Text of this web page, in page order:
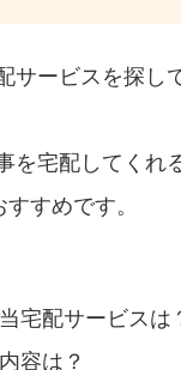
サービスを探し
を宅配してくれ
すめです。
宅配サービスは
容は？